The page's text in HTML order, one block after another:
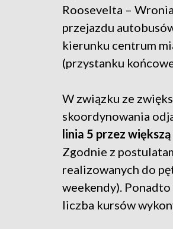
Roosevelta –
przejazdu
kierunku centrum
(przystanku
W związku ze
skoordynowania
linia 5 przez
Zgodnie z
realizowanych do
weekendy).
liczba kursów